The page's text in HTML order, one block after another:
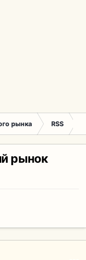
рынка RSS
рынок